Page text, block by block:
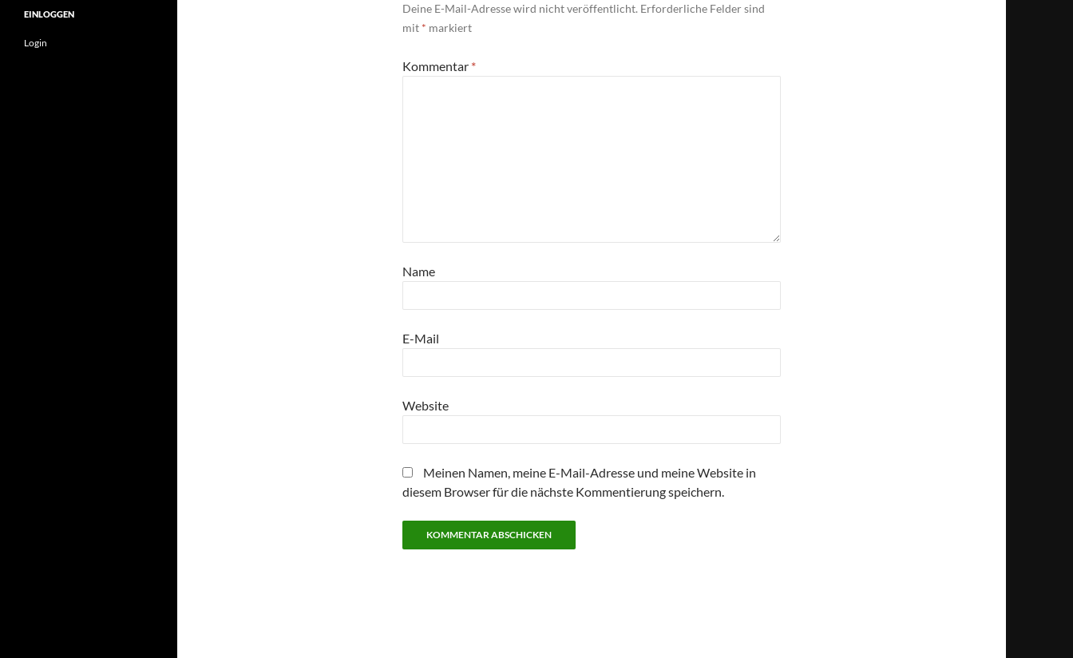
Deine E-Mail-Adresse wird nicht veröffentlicht. Erforderliche Felder sind
mit * markiert
Kommentar *
Name
E-Mail
Website
Meinen Namen, meine E-Mail-Adresse und meine Website in
diesem Browser für die nächste Kommentierung speichern.
EINLOGGEN
Login